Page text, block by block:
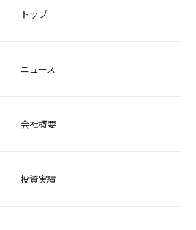
トップ
ニュース
会社概要
投資実績